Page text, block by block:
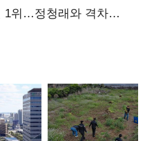
1위…정청래와 격차